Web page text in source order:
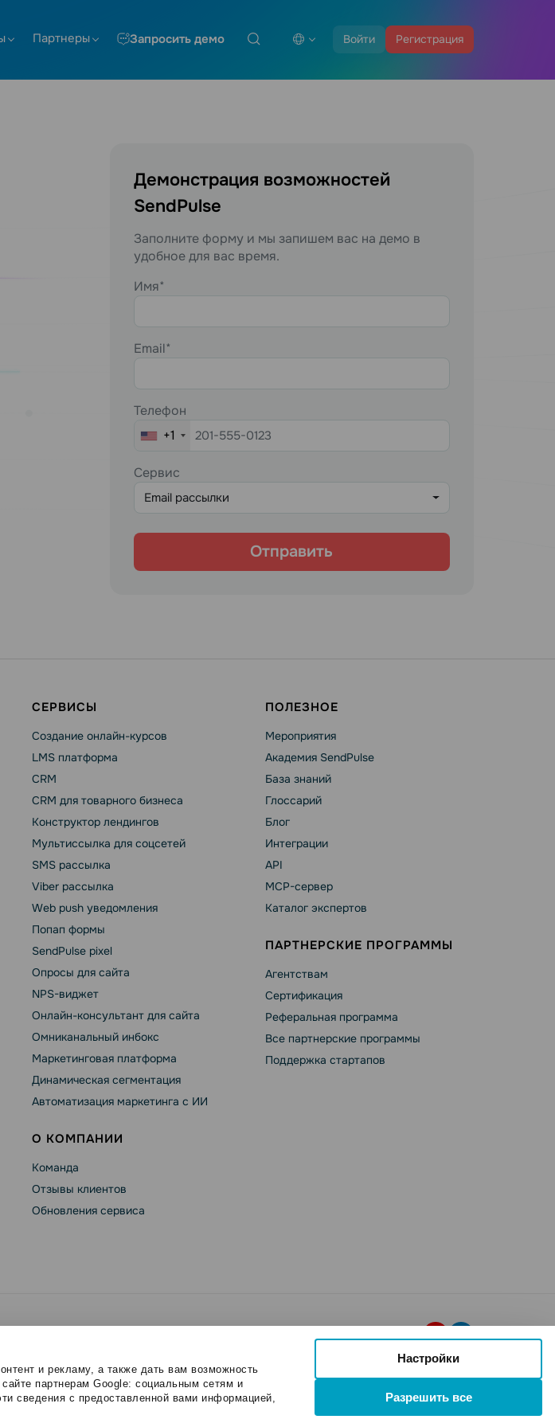
и рекламу, а также дать вам возможность
партнерам Google: социальным сетям и
сведения с предоставленной вами информацией,
Настройки
Разрешить все
Войти Регистрация
Партнеры Запросить демо
Демонстрация возможностей
SendPulse
Заполните форму и мы запишем вас на демо в
удобное для вас время.
Имя*
Email*
Телефон
+1
Сервис
Email рассылки
Отправить
СЕРВИСЫ
Создание онлайн-курсов
LMS платформа
CRM
CRM для товарного бизнеса
Конструктор лендингов
Мультиссылка для соцсетей
SMS рассылка
Viber рассылка
Web push уведомления
Попап формы
SendPulse pixel
Опросы для сайта
NPS-виджет
Онлайн-консультант для сайта
Омниканальный инбокс
Маркетинговая платформа
Динамическая сегментация
Автоматизация маркетинга с ИИ
О КОМПАНИИ
Команда
Отзывы клиентов
Обновления сервиса
ПОЛЕЗНОЕ
Мероприятия
Академия SendPulse
База знаний
Глоссарий
Блог
Интеграции
API
MCP-сервер
Каталог экспертов
ПАРТНЕРСКИЕ ПРОГРАММЫ
Агентствам
Сертификация
Реферальная программа
Все партнерские программы
Поддержка стартапов